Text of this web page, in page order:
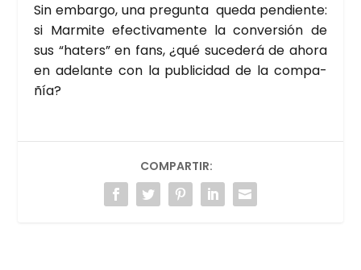
Sin embar­go, una pre­gun­ta que­da pen­dien­te:
si Mar­mi­te efec­ti­va­men­te la con­ver­sión de
sus “haters” en fans, ¿qué suce­de­rá de aho­ra
en ade­lan­te con la publi­ci­dad de la com­pa­
ñía?
COMPARTIR: